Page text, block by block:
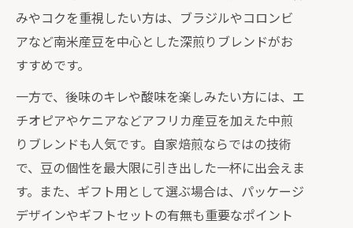
みやコクを重視したい方は、ブラジルやコロンビ
アなど南米産豆を中心とした深煎りブレンドがお
すすめです。
一方で、後味のキレや酸味を楽しみたい方には、エ
チオピアやケニアなどアフリカ産豆を加えた中煎
りブレンドも人気です。自家焙煎ならではの技術
で、豆の個性を最大限に引き出した一杯に出会えま
す。また、ギフト用として選ぶ場合は、パッケージ
デザインやギフトセットの有無も重要なポイント